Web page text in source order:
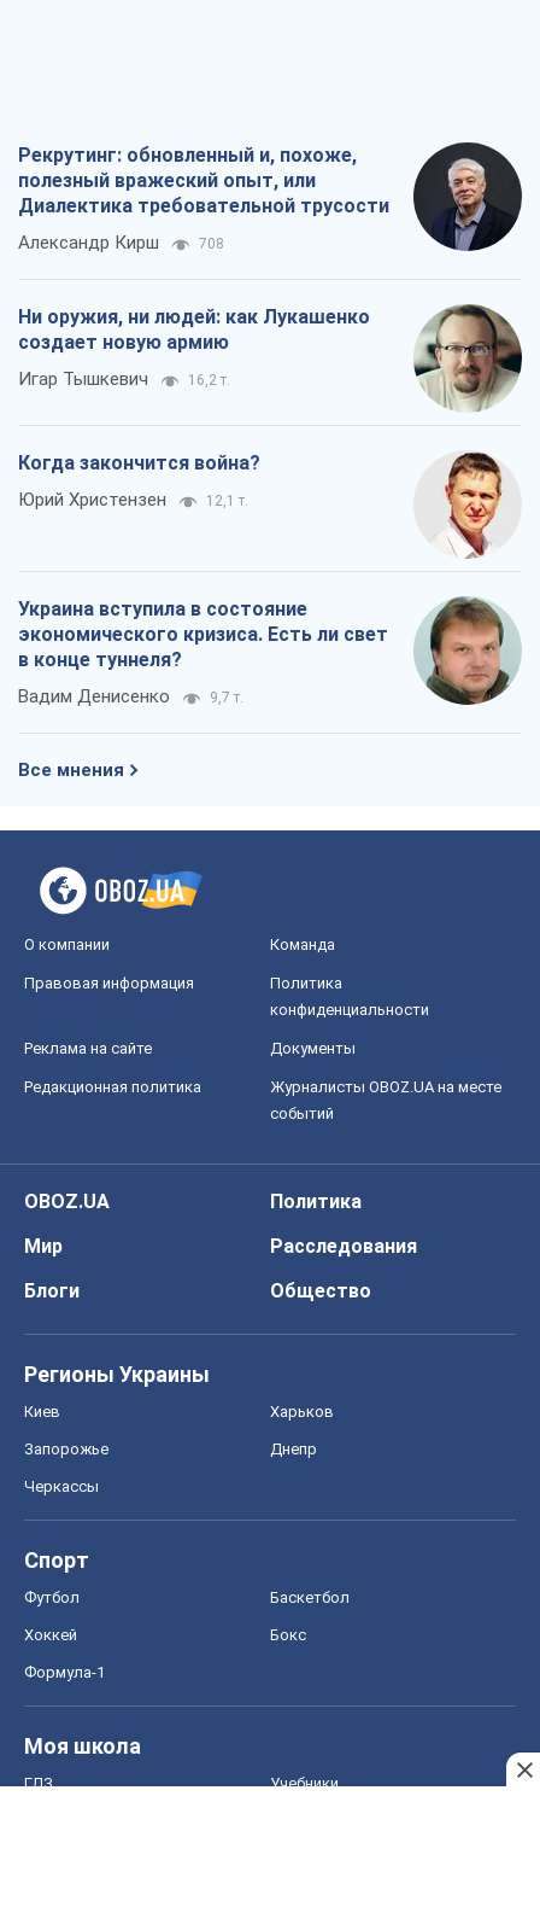
Рекрутинг: обновленный и, похоже,
полезный вражеский опыт, или
Диалектика требовательной трусости
Александр Кирш 708
Ни оружия, ни людей: как Лукашенко
создает новую армию
Игар Тышкевич 16,2 т.
Когда закончится война?
Юрий Христензен 12,1 т.
Украина вступила в состояние
экономического кризиса. Есть ли свет
в конце туннеля?
Вадим Денисенко 9,7 т.
Все мнения
О компании Команда
Правовая информация
Политика
конфиденциальности
Реклама на сайте Документы
Редакционная политика
Журналисты OBOZ.UA на месте
событий
OBOZ.UA
Политика
Мир
Расследования
Блоги
Общество
Регионы Украины
Киев Харьков
Запорожье Днепр
Черкассы
Спорт
Футбол Баскетбол
Хоккей Бокс
Формула-1
Моя школа
ГДЗ Учебники